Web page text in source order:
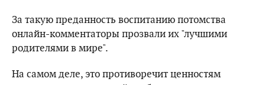
За такую ​​преданность воспитанию потомства
онлайн-комментаторы прозвали их "лучшими
родителями в мире".
На самом деле, это противоречит ценностям